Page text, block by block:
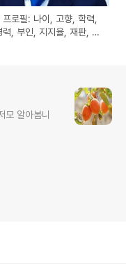
프로필: 나이, 고향, 학력,
력, 부인, 지지율, 재판, 관
모 알아봄니